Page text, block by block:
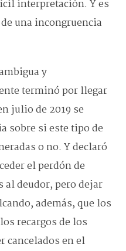
interpretación. Y es
una incongruencia
y
terminó por llegar
julio de 2019 se
sobre si este tipo de
o no. Y declaró
el perdón de
deudor, pero dejar
además, que los
recargos de los
cancelados en el